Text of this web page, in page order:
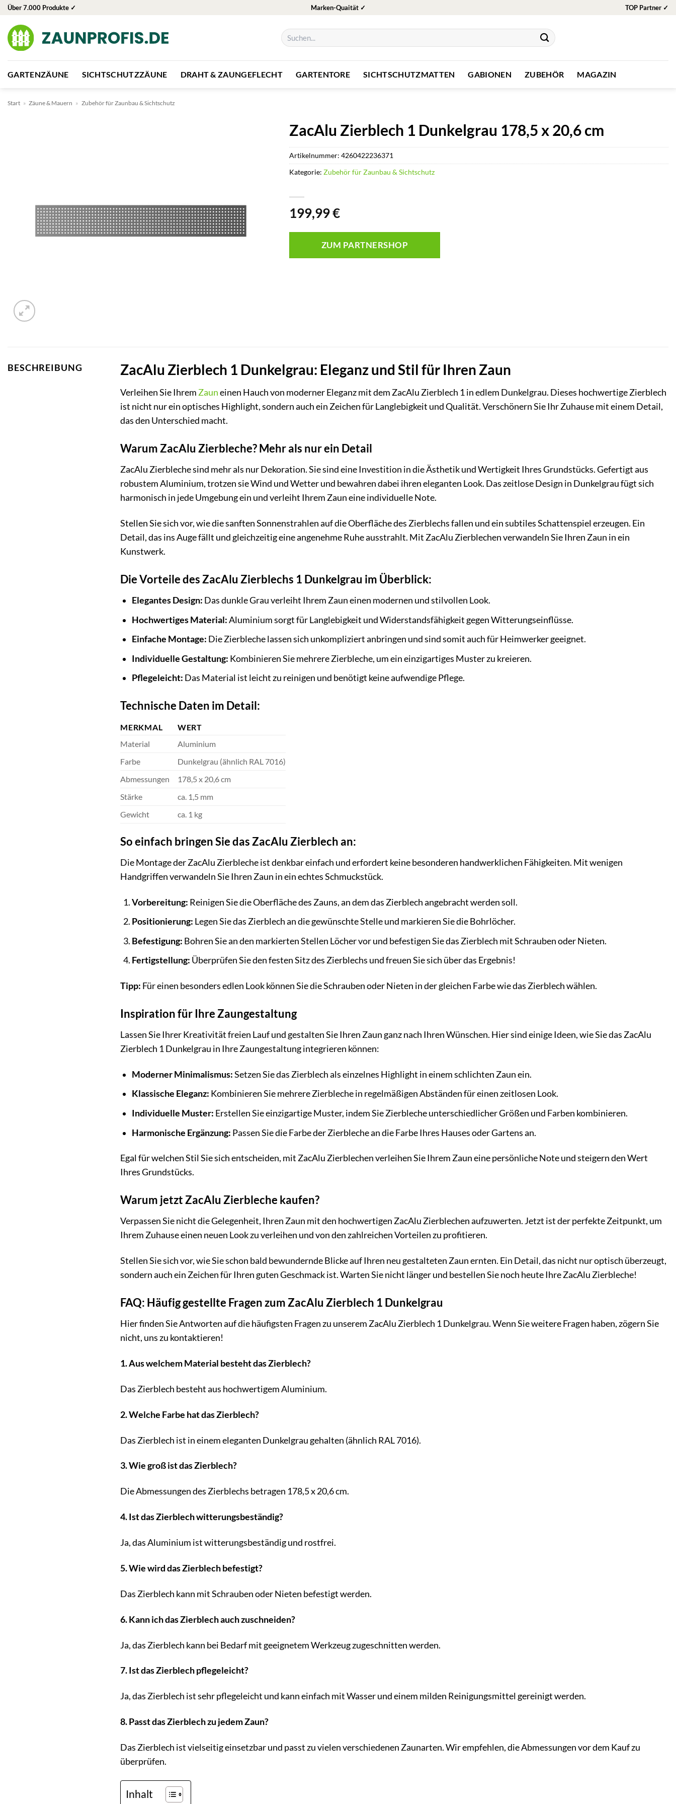
Zum
springen
Über 7.000 Produkte ✓ Marken-Quaität ✓ TOP Partner ✓
Suchen
nach:
GARTENZÄUNE SICHTSCHUTZZÄUNE DRAHT & ZAUNGEFLECHT GARTENTORE SICHTSCHUTZMATTEN GABIONEN ZUBEHÖR MAGAZIN
Start » Zäune & Mauern » Zubehör für Zaunbau & Sichtschutz
ZacAlu Zierblech 1 Dunkelgrau 178,5 x 20,6 cm
199,99€
ZUM PARTNERSHOP
Artikelnummer: 4260422236371
Kategorie: Zubehör für Zaunbau & Sichtschutz
BESCHREIBUNG ZacAlu Zierblech 1 Dunkelgrau: Eleganz und Stil für Ihren Zaun
Verleihen Sie IhremZauneinen Hauch von moderner Eleganz mit dem ZacAlu Zierblech 1 in edlem Dunkelgrau. Dieses hochwertige Zierblech
ist nicht nur ein optisches Highlight, sondern auch ein Zeichen für Langlebigkeit und Qualität. Verschönern Sie Ihr Zuhause mit einem Detail,
das den Unterschied macht.
Warum ZacAlu Zierbleche? Mehr als nur ein Detail
ZacAlu Zierbleche sind mehr als nur Dekoration. Sie sind eine Investition in die Ästhetik und Wertigkeit Ihres Grundstücks. Gefertigt aus
robustem Aluminium, trotzen sie Wind und Wetter und bewahren dabei ihren eleganten Look. Das zeitlose Design in Dunkelgrau fügt sich
harmonisch in jede Umgebung ein und verleiht Ihrem Zaun eine individuelle Note.
Stellen Sie sich vor, wie die sanften Sonnenstrahlen auf die Oberfläche des Zierblechs fallen und ein subtiles Schattenspiel erzeugen. Ein
Detail, das ins Auge fällt und gleichzeitig eine angenehme Ruhe ausstrahlt. Mit ZacAlu Zierblechen verwandeln Sie Ihren Zaun in ein
Kunstwerk.
Die Vorteile des ZacAlu Zierblechs 1 Dunkelgrau im Überblick:
Elegantes Design: Das dunkle Grau verleiht Ihrem Zaun einen modernen und stilvollen Look.
Hochwertiges Material:Aluminium sorgt für Langlebigkeit und Widerstandsfähigkeit gegen Witterungseinflüsse.
Einfache Montage: Die Zierbleche lassen sich unkompliziert anbringen und sind somit auch für Heimwerker geeignet.
Individuelle Gestaltung: Kombinieren Sie mehrere Zierbleche, um ein einzigartiges Muster zu kreieren.
Pflegeleicht: Das Material ist leicht zu reinigen und benötigt keine aufwendige Pflege.
Technische Daten im Detail:
MERKMAL
WERT
Material
Aluminium
Farbe
Dunkelgrau (ähnlich RAL 7016)
Abmessungen
178,5 x 20,6 cm
Stärke
ca. 1,5 mm
Gewicht
ca. 1 kg
So einfach bringen Sie das ZacAlu Zierblech an:
Die Montage der ZacAlu Zierbleche ist denkbar einfach und erfordert keine besonderen handwerklichen Fähigkeiten. Mit wenigen
Handgriffen verwandeln Sie Ihren Zaun in ein echtes Schmuckstück.
Vorbereitung: Reinigen Sie die Oberfläche des Zauns, an dem das Zierblech angebracht werden soll.
Positionierung: Legen Sie das Zierblech an die gewünschte Stelle und markieren Sie die Bohrlöcher.
Befestigung: Bohren Sie an den markierten Stellen Löcher vor und befestigen Sie das Zierblech mit Schrauben oder Nieten.
Fertigstellung: Überprüfen Sie den festen Sitz des Zierblechs und freuen Sie sich über das Ergebnis!
Tipp: Für einen besonders edlen Look können Sie die Schrauben oder Nieten in der gleichen Farbe wie das Zierblech wählen.
Inspiration für Ihre Zaungestaltung
Lassen Sie Ihrer Kreativität freien Lauf und gestalten Sie Ihren Zaun ganz nach Ihren Wünschen. Hier sind einige Ideen, wie Sie das ZacAlu
Zierblech 1 Dunkelgrau in Ihre Zaungestaltung integrieren können:
Moderner Minimalismus:Setzen Sie das Zierblech als einzelnes Highlight in einem schlichten Zaun ein.
Klassische Eleganz: Kombinieren Sie mehrere Zierbleche in regelmäßigen Abständen für einen zeitlosen Look.
Individuelle Muster: Erstellen Sie einzigartige Muster, indem Sie Zierbleche unterschiedlicher Größen und Farben kombinieren.
Harmonische Ergänzung: Passen Sie die Farbe der Zierbleche an die Farbe Ihres Hauses oder Gartens an.
Egal für welchen Stil Sie sich entscheiden, mit ZacAlu Zierblechen verleihen Sie Ihrem Zaun eine persönliche Note und steigern den Wert
Ihres Grundstücks.
Warum jetzt ZacAlu Zierbleche kaufen?
Verpassen Sie nicht die Gelegenheit, Ihren Zaun mit den hochwertigen ZacAlu Zierblechen aufzuwerten. Jetzt ist der perfekte Zeitpunkt, um
Ihrem Zuhause einen neuen Look zu verleihen und von den zahlreichen Vorteilen zu profitieren.
Stellen Sie sich vor, wie Sie schon bald bewundernde Blicke auf Ihren neu gestalteten Zaun ernten. Ein Detail, das nicht nur optisch überzeugt,
sondern auch ein Zeichen für Ihren guten Geschmack ist. Warten Sie nicht länger und bestellen Sie noch heute Ihre ZacAlu Zierbleche!
FAQ: Häufig gestellte Fragen zum ZacAlu Zierblech 1 Dunkelgrau
Hier finden Sie Antworten auf die häufigsten Fragen zu unserem ZacAlu Zierblech 1 Dunkelgrau. Wenn Sie weitere Fragen haben, zögern Sie
nicht, uns zu kontaktieren!
1. Aus welchem Material besteht das Zierblech?
Das Zierblech besteht aus hochwertigem Aluminium.
2. Welche Farbe hat das Zierblech?
Das Zierblech ist in einem eleganten Dunkelgrau gehalten (ähnlich RAL 7016).
3. Wie groß ist das Zierblech?
Die Abmessungen des Zierblechs betragen 178,5 x 20,6 cm.
4. Ist das Zierblech witterungsbeständig?
Ja, das Aluminium ist witterungsbeständig und rostfrei.
5. Wie wird das Zierblech befestigt?
Das Zierblech kann mit Schrauben oder Nieten befestigt werden.
6. Kann ich das Zierblech auch zuschneiden?
Ja, das Zierblech kann bei Bedarf mit geeignetem Werkzeug zugeschnitten werden.
7. Ist das Zierblech pflegeleicht?
Ja, das Zierblech ist sehr pflegeleicht und kann einfach mit Wasser und einem milden Reinigungsmittel gereinigt werden.
8. Passt das Zierblech zu jedem Zaun?
Das Zierblech ist vielseitig einsetzbar und passt zu vielen verschiedenen Zaunarten. Wir empfehlen, die Abmessungen vor dem Kauf zu
überprüfen.
Inhalt